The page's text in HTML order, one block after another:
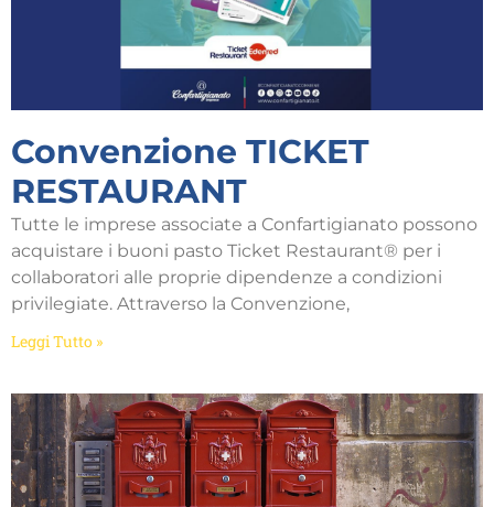
Convenzione TICKET
RESTAURANT
Tutte le imprese associate a Confartigianato possono
acquistare i buoni pasto Ticket Restaurant® per i
collaboratori alle proprie dipendenze a condizioni
privilegiate. Attraverso la Convenzione,
Leggi Tutto »